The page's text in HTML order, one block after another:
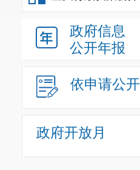
政府信息
公开年报
依申请公开
政府开放月